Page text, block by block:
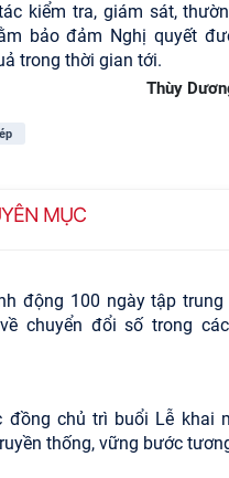
kiểm tra, giám sát,
bảo đảm Nghị quyết
trong thời gian tới.
Thùy
MỤC
động 100 ngày tập
chuyển đổi số trong
đồng chủ trì buổi Lễ khai
thống, vững bước